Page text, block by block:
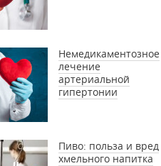
Немедикаментозное
лечение
артериальной
гипертонии
Пиво: польза и вред
хмельного напитка